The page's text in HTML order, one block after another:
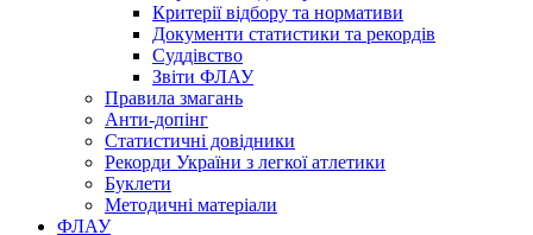
Критерії відбору та нормативи
Документи статистики та рекордів
Суддівство
Звіти ФЛАУ
Правила змагань
Анти-допінг
Статистичні довідники
Рекорди України з легкої атлетики
Буклети
Методичні матеріали
ФЛАУ